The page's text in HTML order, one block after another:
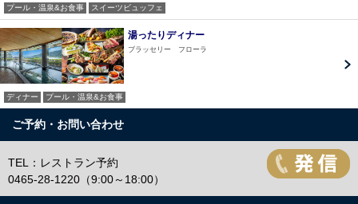
プール・温泉&お食事 スイーツビュッフェ
湯ったりディナー
ブラッセリー フローラ
ディナー プール・温泉&お食事
ご予約・お問い合わせ
TEL：レストラン予約
0465-28-1220（9:00～18:00）